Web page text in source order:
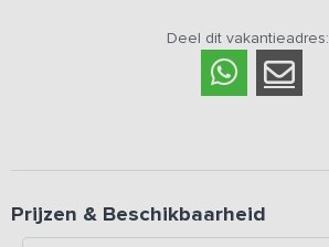
Deel dit vakantieadres:
Prijzen & Beschikbaarheid